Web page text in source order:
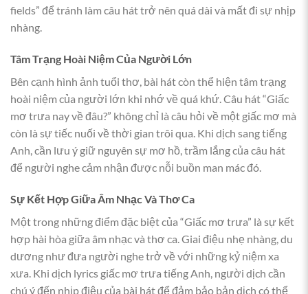
fields” để tránh làm câu hát trở nên quá dài và mất đi sự nhịp
nhàng.
Tâm Trạng Hoài Niệm Của Người Lớn
Bên cạnh hình ảnh tuổi thơ, bài hát còn thể hiện tâm trạng
hoài niệm của người lớn khi nhớ về quá khứ. Câu hát “Giấc
mơ trưa nay về đâu?” không chỉ là câu hỏi về một giấc mơ mà
còn là sự tiếc nuối về thời gian trôi qua. Khi dịch sang tiếng
Anh, cần lưu ý giữ nguyên sự mơ hồ, trầm lắng của câu hát
để người nghe cảm nhận được nỗi buồn man mác đó.
Sự Kết Hợp Giữa Âm Nhạc Và Thơ Ca
Một trong những điểm đặc biệt của “Giấc mơ trưa” là sự kết
hợp hài hòa giữa âm nhạc và thơ ca. Giai điệu nhẹ nhàng, du
dương như đưa người nghe trở về với những kỷ niệm xa
xưa. Khi dịch lyrics giấc mơ trưa tiếng Anh, người dịch cần
chú ý đến nhịp điệu của bài hát để đảm bảo bản dịch có thể